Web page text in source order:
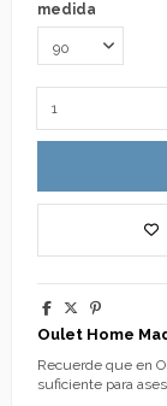
medida
Oulet Home
Recuerde que en
suficiente para